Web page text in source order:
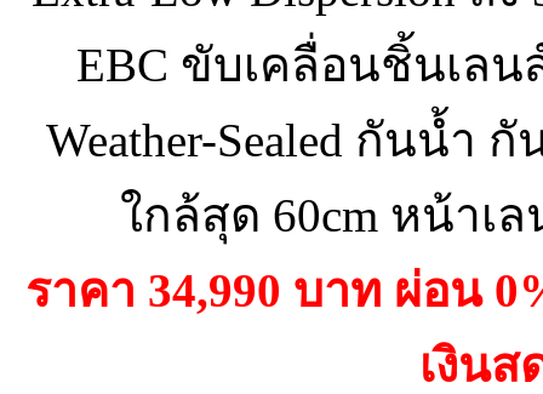
EBC ขับเคลื่อนชิ้นเลน
Weather-Sealed กันน้ำ
ใกล้สุด 60cm หน้าเ
ราคา 34,990 บาท ผ่อน
เงินส